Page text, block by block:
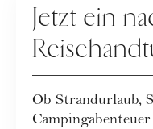
Jetzt ein
Buvanha
Ob Strandurlaub,